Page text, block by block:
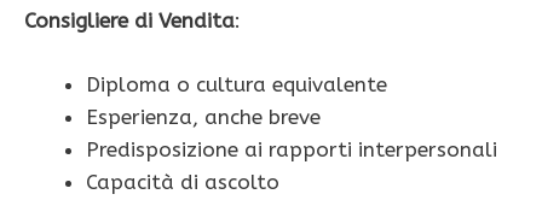
Consigliere di Vendita:
Diploma o cultura equivalente
Esperienza, anche breve
Predisposizione ai rapporti interpersonali
Capacità di ascolto